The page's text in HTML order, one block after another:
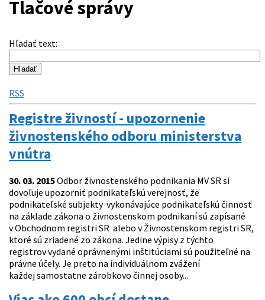
Tlačové správy
Hľadať text:
RSS
Registre živností - upozornenie
živnostenského odboru ministerstva
vnútra
30. 03. 2015Odbor živnostenského podnikania MV SR si
dovoľuje upozorniť podnikateľskú verejnosť, že
podnikateľské subjekty vykonávajúce podnikateľskú činnosť
na základe zákona o živnostenskom podnikaní sú zapísané
v Obchodnom registri SR alebo v Živnostenskom registri SR,
ktoré sú zriadené zo zákona. Jedine výpisy z týchto
registrov vydané oprávnenými inštitúciami sú použiteľné na
právne účely. Je preto na individuálnom zvážení
každej samostatne zárobkovo činnej osoby...